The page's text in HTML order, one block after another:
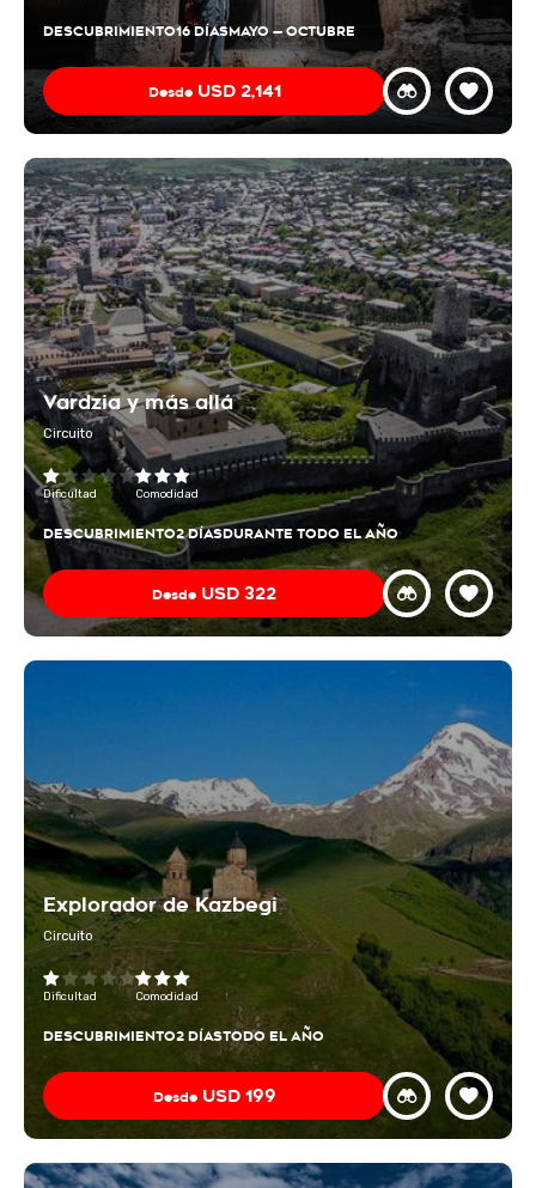
DESCUBRIMIENTO16 DÍASMAYO — OCTUBRE
Desde USD 2,141
Vardzia y más allá
Circuito
Dificultad Comodidad
DESCUBRIMIENTO2 DÍASDURANTE TODO EL AÑO
Desde USD 322
Explorador de Kazbegi
Circuito
Dificultad Comodidad
DESCUBRIMIENTO2 DÍASTODO EL AÑO
Desde USD 199